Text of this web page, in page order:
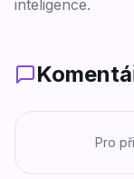
inteligence.
Pro